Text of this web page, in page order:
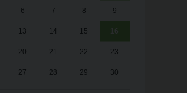
6 7 8 9
13 14 15 16
20 21 22 23
27 28 29 30